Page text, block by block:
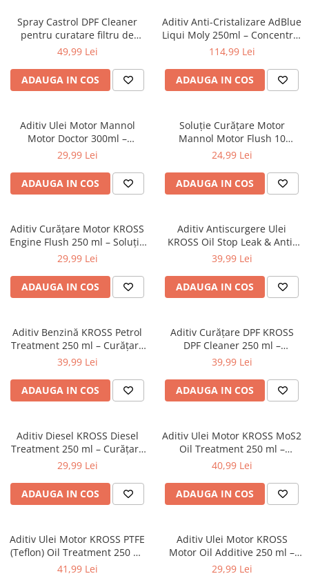
Spray Castrol DPF Cleaner
pentru curatare filtru de
particule 400 ml
49,99 Lei
ADAUGA IN COS
Aditiv Anti-Cristalizare AdBlue
Liqui Moly 250ml – Concentrat
1:400 pentru 100L
114,99 Lei
ADAUGA IN COS
Aditiv Ulei Motor Mannol
Motor Doctor 300ml –
Compresie, Uzura, Motoare
29,99 Lei
ADAUGA IN COS
Soluție Curățare Motor
Mannol Motor Flush 10
Minute 350 ml – Aditiv
24,99 Lei
ADAUGA IN COS
Aditiv Curățare Motor KROSS
Engine Flush 250 ml – Soluție
Spălare Internă Motor înainte
29,99 Lei
ADAUGA IN COS
Aditiv Antiscurgere Ulei
KROSS Oil Stop Leak & Anti-
Fum 250 ml – Reduce
Albastru
39,99 Lei
ADAUGA IN COS
Aditiv Benzină KROSS Petrol
Treatment 250 ml – Curățare
Injectoare și Sistem
39,99 Lei
ADAUGA IN COS
Aditiv Curățare DPF KROSS
DPF Cleaner 250 ml –
Regenerare Filtru de Particule
39,99 Lei
ADAUGA IN COS
Aditiv Diesel KROSS Diesel
Treatment 250 ml – Curățare
Injectoare și Creștere Număr
29,99 Lei
ADAUGA IN COS
Aditiv Ulei Motor KROSS MoS2
Oil Treatment 250 ml –
Protecție Antiuzură și
40,99 Lei
ADAUGA IN COS
Aditiv Ulei Motor KROSS PTFE
(Teflon) Oil Treatment 250 ml
– Protecție Antiuzură și
41,99 Lei
Aditiv Ulei Motor KROSS
Motor Oil Additive 250 ml –
Reducere Consum Ulei și
29,99 Lei